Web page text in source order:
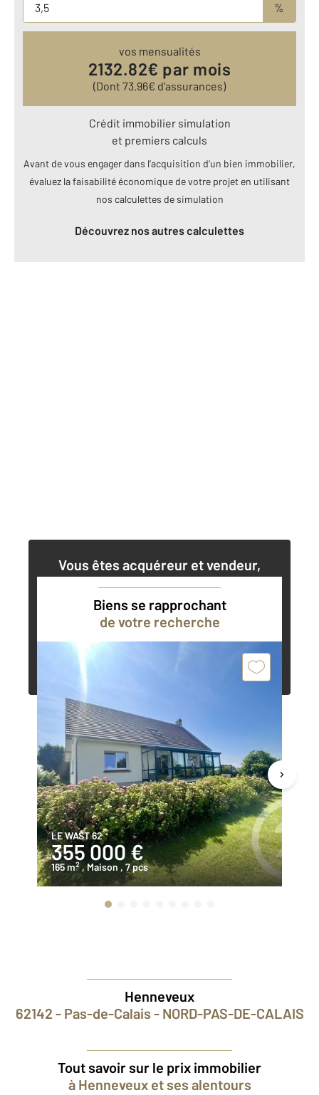
%
vos mensualités
2132.82€ par mois
(Dont 73.96€ d’assurances)
Crédit immobilier simulation
et premiers calculs
Avant de vous engager dans l’acquisition d’un bien immobilier,
évaluez la faisabilité économique de votre projet en utilisant
nos calculettes de simulation
Découvrez nos autres calculettes
Vous êtes acquéreur et vendeur,
Contacter l'agence
Biens se rapprochant
de votre recherche
LE WAST 62
355 000 €
165 m2 , Maison , 7 pcs
Henneveux
62142 - Pas-de-Calais - NORD-PAS-DE-CALAIS
Tout savoir sur le prix immobilier
à Henneveux et ses alentours